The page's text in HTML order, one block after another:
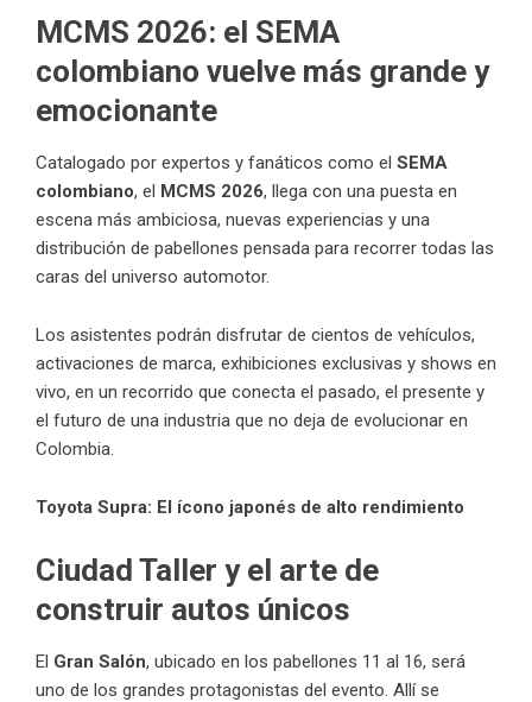
MCMS 2026: el SEMA
colombiano vuelve más grande y
emocionante
Catalogado por expertos y fanáticos como el SEMA
colombiano, el MCMS 2026, llega con una puesta en
escena más ambiciosa, nuevas experiencias y una
distribución de pabellones pensada para recorrer todas las
caras del universo automotor.
Los asistentes podrán disfrutar de cientos de vehículos,
activaciones de marca, exhibiciones exclusivas y shows en
vivo, en un recorrido que conecta el pasado, el presente y
el futuro de una industria que no deja de evolucionar en
Colombia.
Toyota Supra: El ícono japonés de alto rendimiento
Ciudad Taller y el arte de
construir autos únicos
El Gran Salón, ubicado en los pabellones 11 al 16, será
uno de los grandes protagonistas del evento. Allí se